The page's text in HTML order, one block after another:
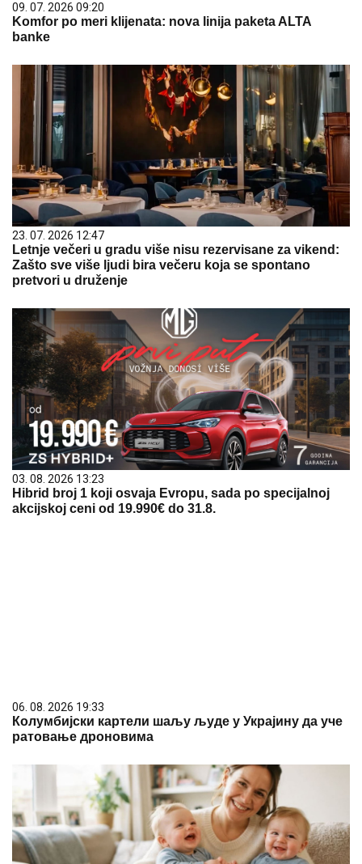
09. 07. 2026 09:20
Komfor po meri klijenata: nova linija paketa ALTA
banke
23. 07. 2026 12:47
Letnje večeri u gradu više nisu rezervisane za vikend:
Zašto sve više ljudi bira večeru koja se spontano
pretvori u druženje
03. 08. 2026 13:23
Hibrid broj 1 koji osvaja Evropu, sada po specijalnoj
akcijskoj ceni od 19.990€ do 31.8.
06. 08. 2026 19:33
Колумбијски картели шаљу људе у Украјину да уче
ратовање дроновима